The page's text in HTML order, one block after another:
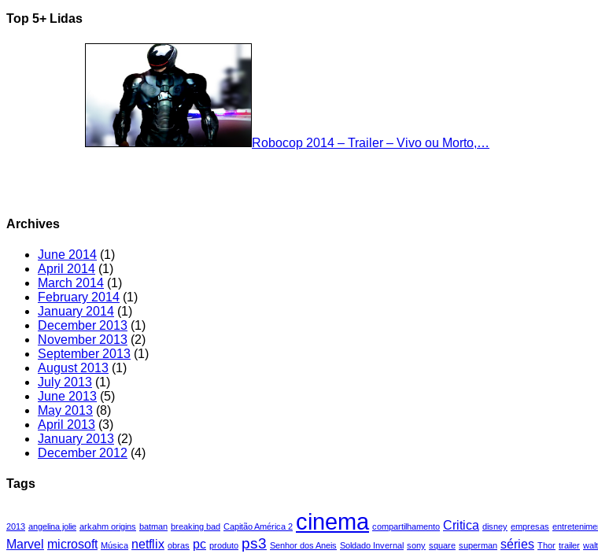
Top 5+ Lidas
Robocop 2014 – Trailer – Vivo ou Morto,…
Archives
June 2014 (1)
April 2014 (1)
March 2014 (1)
February 2014 (1)
January 2014 (1)
December 2013 (1)
November 2013 (2)
September 2013 (1)
August 2013 (1)
July 2013 (1)
June 2013 (5)
May 2013 (8)
April 2013 (3)
January 2013 (2)
December 2012 (4)
Tags
2013 angelina jolie arkahm origins batman breaking bad Capitão América 2 cinema compartilhamento Critica disney empresas
Marvel microsoft Música netflix obras pc produto ps3 Senhor dos Aneis Soldado Invernal sony square superman séries Thor trailer